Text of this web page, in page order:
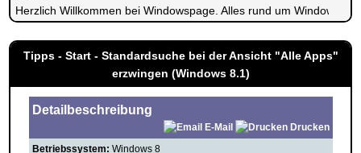
Herzlich Willkommen bei Windowspage. Alles rund um Windows.
Tipps - Start - Standardsuche bei der Ansicht "Alle Apps"
erzwingen (Windows 8.1)
Detailbeschreibung
E-Mail
Drucken
Betriebssystem: Windows 8